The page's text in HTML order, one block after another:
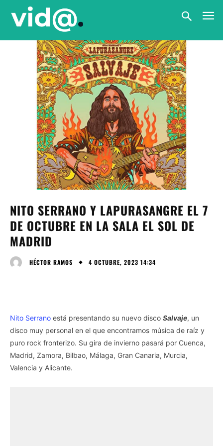
NITO SERRANO Y LAPURASANGRE EL 7
DE OCTUBRE EN LA SALA EL SOL DE
MADRID
HÉCTOR RAMOS 4 OCTUBRE, 2023 14:34
Nito Serrano está presentando su nuevo disco Salvaje, un
disco muy personal en el que encontramos música de raíz y
puro rock fronterizo. Su gira de invierno pasará por Cuenca,
Madrid, Zamora, Bilbao, Málaga, Gran Canaria, Murcia,
Valencia y Alicante.